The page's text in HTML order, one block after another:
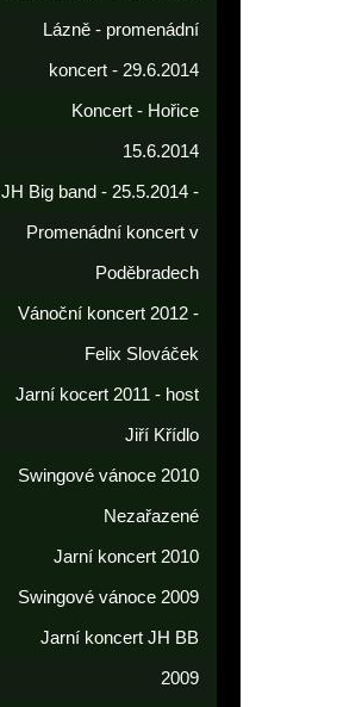
Lázně - promenádní
koncert - 29.6.2014
Koncert - Hořice
15.6.2014
JH Big band - 25.5.2014 -
Promenádní koncert v
Poděbradech
Vánoční koncert 2012 -
Felix Slováček
Jarní kocert 2011 - host
Jiří Křídlo
Swingové vánoce 2010
Nezařazené
Jarní koncert 2010
Swingové vánoce 2009
Jarní koncert JH BB
2009